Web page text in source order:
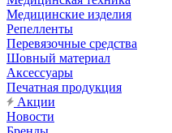
Медицинские изделия
Репелленты
Перевязочные средства
Шовный материал
Аксессуары
Печатная продукция
Акции
Новости